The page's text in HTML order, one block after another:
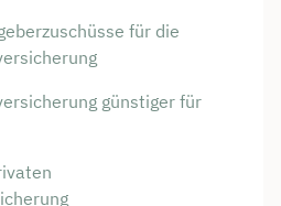
für die
günstiger für